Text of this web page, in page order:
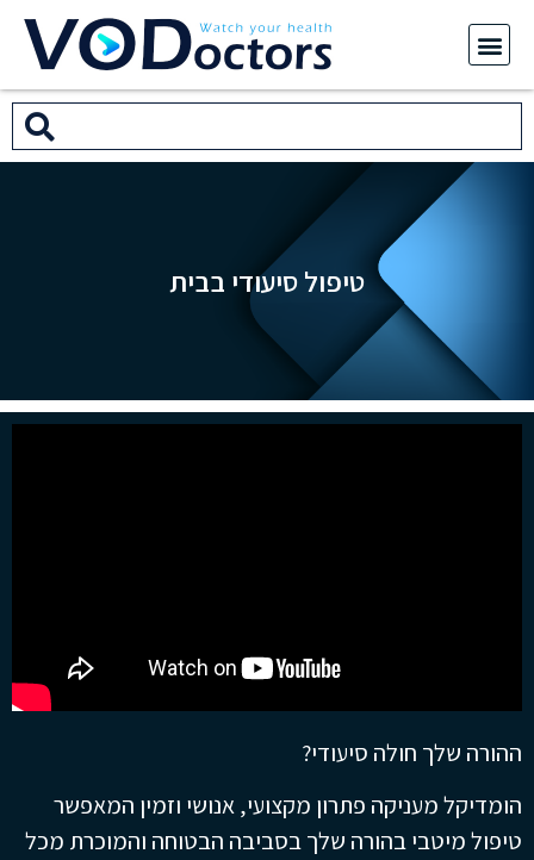
טיפול סיעודי בבית
ההורה שלך חולה סיעודי?
הומדיקל מעניקה פתרון מקצועי, אנושי וזמין המאפשר
טיפול מיטבי בהורה שלך בסביבה הבטוחה והמוכרת מכל